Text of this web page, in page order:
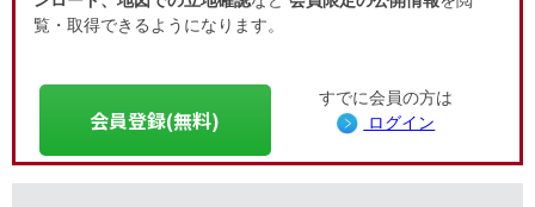
覧・取得できるようになります。
会員登録(無料)
すでに会員の方は
ログイン